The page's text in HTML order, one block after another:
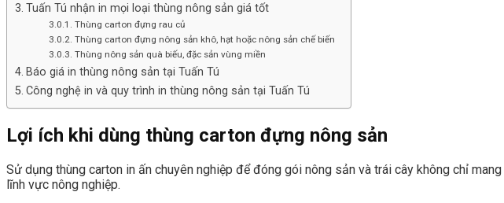
Tuấn Tú nhận in mọi loại thùng nông sản giá tốt
Thùng carton đựng rau củ
Thùng carton đựng nông sản khô, hạt hoặc nông sản chế biến
Thùng nông sản quà biếu, đặc sản vùng miền
Báo giá in thùng nông sản tại Tuấn Tú
Công nghệ in và quy trình in thùng nông sản tại Tuấn Tú
Lợi ích khi dùng thùng carton đựng nông sản
Sử dụng thùng carton in ấn chuyên nghiệp để đóng gói nông sản và trái cây không chỉ
lĩnh vực nông nghiệp.